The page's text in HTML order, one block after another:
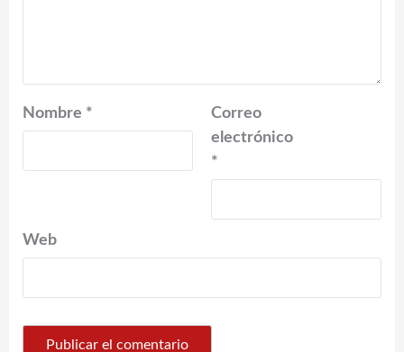
Nombre *
Correo
electrónico
*
Web